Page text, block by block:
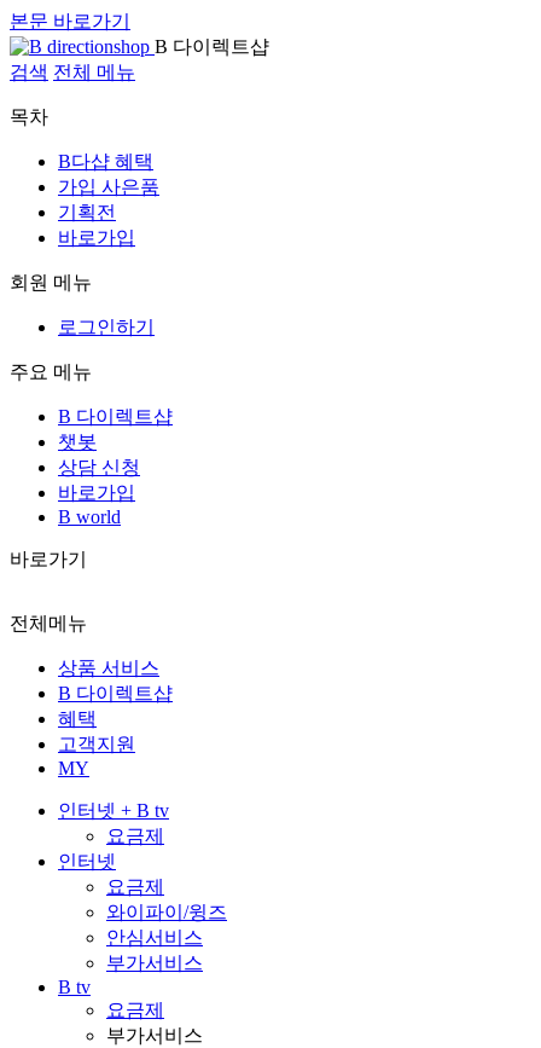
본문 바로가기
B 다이렉트샵
검색 전체 메뉴
목차
B다샵 혜택
가입 사은품
기획전
바로가입
회원 메뉴
로그인하기
주요 메뉴
B 다이렉트샵
챗봇
상담 신청
바로가입
B world
바로가기
전체메뉴
상품 서비스
B 다이렉트샵
혜택
고객지원
MY
인터넷 + B tv
요금제
인터넷
요금제
와이파이/윙즈
안심서비스
부가서비스
B tv
요금제
부가서비스